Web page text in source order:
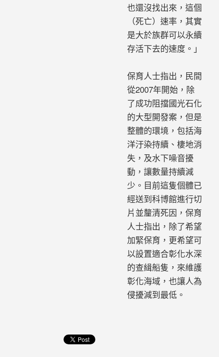
也還沒找出來，這個
（死亡）速率，其實
是大於族群可以永續
存活下去的速度。」
保育人士指出，民間
從2007年開始，除
了成功阻擋國光石化
的大型開發案，但是
整體的環境，包括海
洋汙染持續、棲地消
失，及水下噪音擾
動，讓數量持續減
少。目前這隻個體已
經送到科博館進行切
片並釐清死因，保育
人士指出，除了希望
加緊保育，更希望可
以設置適合彰化水深
的查緝船隻，來維護
彰化海域，也讓人為
侵擾減到最低。